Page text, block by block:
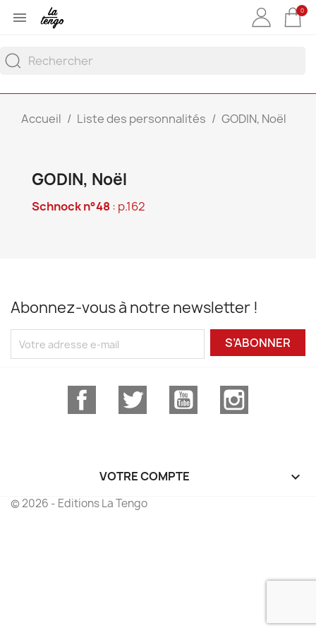
 0
Accueil Liste des personnalités GODIN, Noël
GODIN, Noël
Schnock n°48: p.162
Abonnez-vous à notre newsletter !
S’ABONNER
Facebook Twitter YouTube
VOTRE COMPTE 
© 2026 - Editions La Tengo